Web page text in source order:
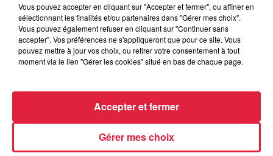
INFOS PRATIQUES :
Uniquement sur réservation
Dates en 2019 : les samedis 13/07 et 10/08
Réservation et +d'infos
Vous pouvez accepter en cliquant sur "Accepter et fermer", ou affiner en
sélectionnant les finalités et/ou partenaires dans "Gérer mes choix".
Vous pouvez également refuser en cliquant sur "Continuer sans
accepter". Vos préférences ne s'appliqueront que pour ce site. Vous
pouvez mettre à jour vos choix, ou retirer votre consentement à tout
moment via le lien "Gérer les cookies" situé en bas de chaque page.
Gérer mes choix
Accepter et fermer